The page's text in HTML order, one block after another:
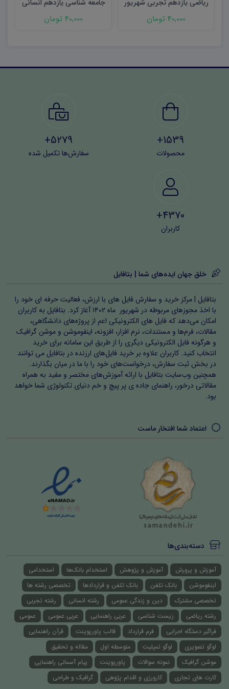
ریاضی یازدهم تجربی شهریور
۱۴۰۳ word
40,000 تومان
جامعه شناسی یازدهم انسانی
40,000 تومان
1539+
محصولات
5279+
سفارش‌ها تکمیل شده
4370+
کاربران
خلق جهان ایده‌های شما | بتافایل
بتافایل | مرکز خرید و سفارش فایل های با ارزش، فعالیت حرفه ای خود را
با اخذ مجوزهای مربوطه در شهریور ماه ۱۴۰۲ آغاز کرد. بتافایل به کاربران
امکان می‌دهد که فایل های الکترونیکی اعم از پروژه‌های دانشگاهی،
مقالات، فرم‌ها و مستندات، نرم افزار، افزونه، اینفوموشن و موشن گرافیک
و هرگونه فایل الکترونیکی دیگری را از طریق این سامانه برای خرید
انتخاب کنید. کاربران علاوه بر خرید فایل‌های ارزنده در بتافایل می توانند
در بخش ثبت سفارش، درخواست‌های خود را با ما در میان بگذارند.
همچنین وب‌سایت بتافایل با ارائه آموزش‌های مختصر و مفید به همراه
مقالاتی درخور، راهنمای جاده ی پر پیچ و خم دنیای تکنولوژی شما خواهد
بود.
اعتماد شما افتخار ماست
دسته‌بندی‌ها
آموزش و پرورش آموزش و پژوهش استخدام بانک‌ها
استخدامی
اینفوموشن
بانک تلفن بانک تلفن و قراردادها
تخصصی رشته ها
تخصصی مشترک
دین و زندگی عمومی رشته انسانی
رشته تجربی
رشته ریاضی
زیست شناسی عربی راهنمایی عربی عمومی
عمومی
فراگیر دستگاه اجرایی
فرم قرارداد قالب پاورپوینت
قرآن راهنمایی
لوگو تصویری
لوگو تمپلیت متوسطه اول
مقاله و تحقیق
موشن گرافیک
نمونه سوالات پاورپوینت
پیام آسمانی راهنمایی
کارت های تجاری
کارورزی و اقدام پژوهی گرافیک و طراحی